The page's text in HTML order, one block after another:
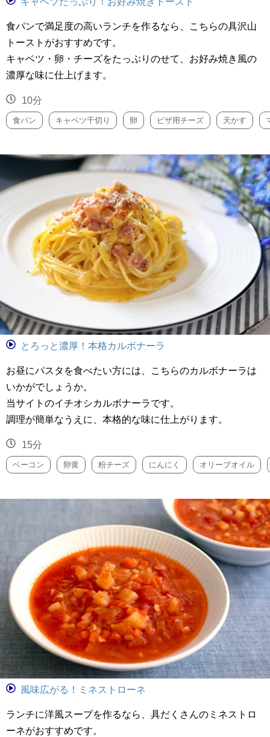
食パンで満足度の高いランチを作るなら、こちらの具沢山
トーストがおすすめです。
キャベツ・卵・チーズをたっぷりのせて、お好み焼き風の
濃厚な味に仕上げます。
10分
食パン キャベツ千切り 卵 ピザ用チーズ 天かす
とろっと濃厚！本格カルボナーラ
お昼にパスタを食べたい方には、こちらのカルボナーラは
いかがでしょうか。
当サイトのイチオシカルボナーラです。
調理が簡単なうえに、本格的な味に仕上がります。
15分
ベーコン 卵黄 粉チーズ にんにく オリーブオイル
風味広がる！ミネストローネ
ランチに洋風スープを作るなら、具だくさんのミネストロ
ーネがおすすめです。